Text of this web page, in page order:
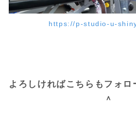
https://p-studio-u-
よろしければこちらもフォロ
＾